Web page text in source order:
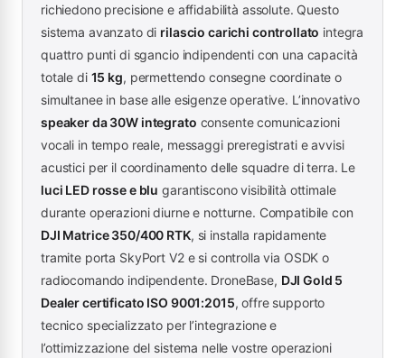
richiedono precisione e affidabilità assolute. Questo
sistema avanzato di rilascio carichi controllato integra
quattro punti di sgancio indipendenti con una capacità
totale di 15 kg, permettendo consegne coordinate o
simultanee in base alle esigenze operative. L’innovativo
speaker da 30W integrato consente comunicazioni
vocali in tempo reale, messaggi preregistrati e avvisi
acustici per il coordinamento delle squadre di terra. Le
luci LED rosse e blu garantiscono visibilità ottimale
durante operazioni diurne e notturne. Compatibile con
DJI Matrice 350/400 RTK, si installa rapidamente
tramite porta SkyPort V2 e si controlla via OSDK o
radiocomando indipendente. DroneBase, DJI Gold 5
Dealer certificato ISO 9001:2015, offre supporto
tecnico specializzato per l’integrazione e
l’ottimizzazione del sistema nelle vostre operazioni